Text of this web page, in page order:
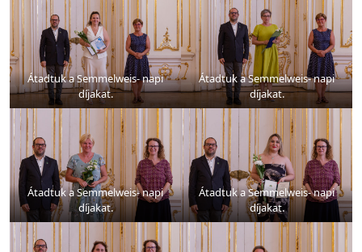
Átadtuk a Semmelweis- napi
díjakat.
Átadtuk a Semmelweis- napi
díjakat.
Átadtuk a Semmelweis- napi
díjakat.
Átadtuk a Semmelweis- napi
díjakat.